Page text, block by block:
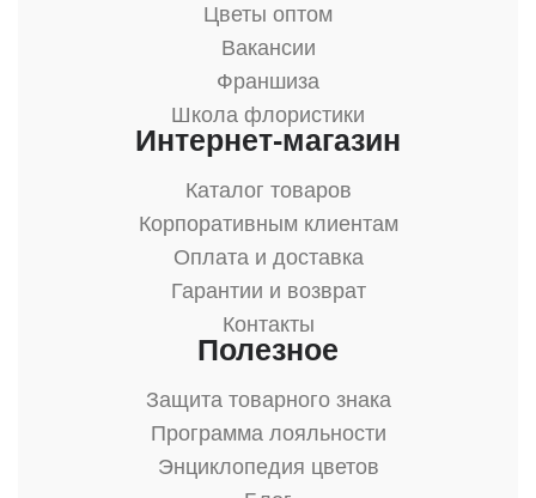
Цветы оптом
Вакансии
Франшиза
Школа флористики
Интернет-магазин
Каталог товаров
Корпоративным клиентам
Оплата и доставка
Гарантии и возврат
Контакты
Полезное
Защита товарного знака
Программа лояльности
Энциклопедия цветов